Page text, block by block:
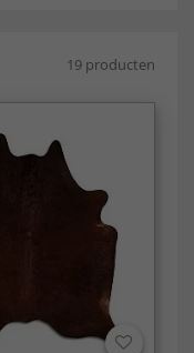
19 producten